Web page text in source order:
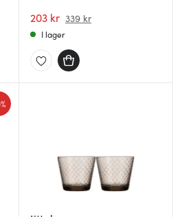
203 kr 339 kr
I lager